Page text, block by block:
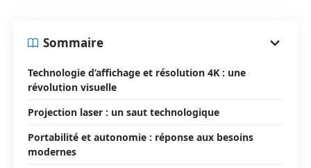
Sommaire
Technologie d’affichage et résolution 4K : une
révolution visuelle
Projection laser : un saut technologique
Portabilité et autonomie : réponse aux besoins
modernes